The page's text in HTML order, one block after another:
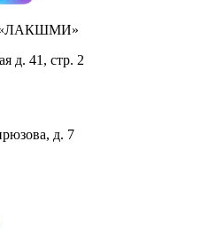
«ЛАКШМИ»
д. 41, стр. 2
д. 7